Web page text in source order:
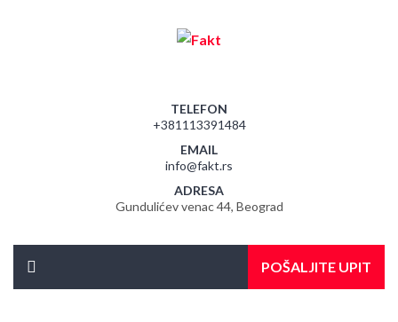
TELEFON
+381113391484
EMAIL
info@fakt.rs
ADRESA
Gundulićev venac 44, Beograd
POŠALJITE UPIT